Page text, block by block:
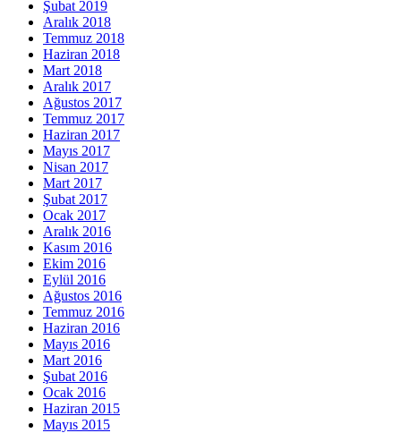
Şubat 2019
Aralık 2018
Temmuz 2018
Haziran 2018
Mart 2018
Aralık 2017
Ağustos 2017
Temmuz 2017
Haziran 2017
Mayıs 2017
Nisan 2017
Mart 2017
Şubat 2017
Ocak 2017
Aralık 2016
Kasım 2016
Ekim 2016
Eylül 2016
Ağustos 2016
Temmuz 2016
Haziran 2016
Mayıs 2016
Mart 2016
Şubat 2016
Ocak 2016
Haziran 2015
Mayıs 2015